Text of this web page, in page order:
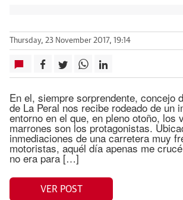
Thursday, 23 November 2017, 19:14
En el, siempre sorprendente, concejo
de La Peral nos recibe rodeado de un
entorno en el que, en pleno otoño, los
marrones son los protagonistas.
inmediaciones de una carretera muy
motoristas, aquél día apenas me
no era para […]
VER POST